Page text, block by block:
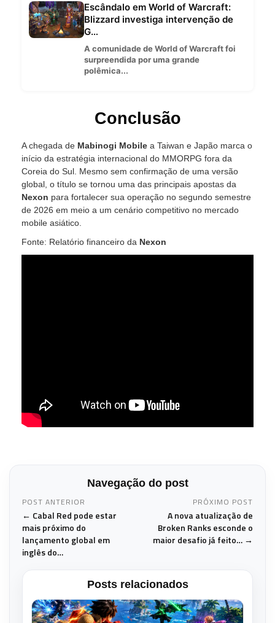
Escândalo em World of Warcraft:
Blizzard investiga intervenção de
G…
A comunidade de World of Warcraft foi
surpreendida por uma grande
polêmica...
Conclusão
A chegada de Mabinogi Mobile a Taiwan e Japão marca o
início da estratégia internacional do MMORPG fora da
Coreia do Sul. Mesmo sem confirmação de uma versão
global, o título se tornou uma das principais apostas da
Nexon para fortalecer sua operação no segundo semestre
de 2026 em meio a um cenário competitivo no mercado
mobile asiático.
Fonte: Relatório financeiro da Nexon
Navegação do post
POST ANTERIOR
← Cabal Red pode estar
mais próximo do
lançamento global em
inglês do…
PRÓXIMO POST
A nova atualização de
Broken Ranks esconde o
maior desafio já feito… →
Posts relacionados